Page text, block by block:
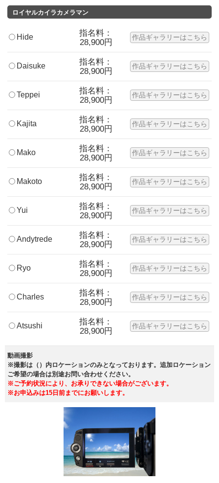
ロイヤルカイラカメラマン
Hide
指名料：
28,900円
作品ギャラリーはこちら
Daisuke
指名料：
28,900円
作品ギャラリーはこちら
Teppei
指名料：
28,900円
作品ギャラリーはこちら
Kajita
指名料：
28,900円
作品ギャラリーはこちら
Mako
指名料：
28,900円
作品ギャラリーはこちら
Makoto
指名料：
28,900円
作品ギャラリーはこちら
Yui
指名料：
28,900円
作品ギャラリーはこちら
Andytrede
指名料：
28,900円
作品ギャラリーはこちら
Ryo
指名料：
28,900円
作品ギャラリーはこちら
Charles
指名料：
28,900円
作品ギャラリーはこちら
Atsushi
指名料：
28,900円
作品ギャラリーはこちら
動画撮影
※撮影は（）内ロケーションのみとなっております。追加ロケーション
ご希望の場合は別途お問い合わせください。
※ご予約状況により、お承りできない場合がございます。
※お申込みは15日前までにお願いします。